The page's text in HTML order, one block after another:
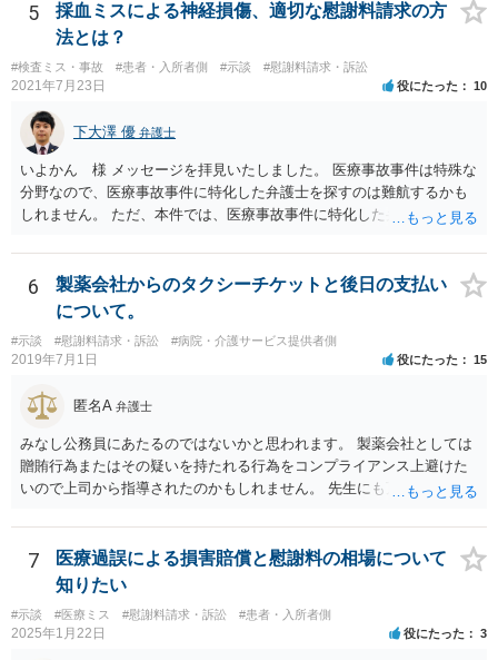
5
採血ミスによる神経損傷、適切な慰謝料請求の方
法とは？
#検査ミス・事故 #患者・入所者側 #示談 #慰謝料請求・訴訟
2021年7月23日 役にたった 10
下大澤 優 弁護士
いよかん 様 メッセージを拝見いたしました。 医療事故事件は特殊な
分野なので、医療事故事件に特化した弁護士を探すのは難航するかも
しれません。 ただ、本件では、医療事故事件に特化した弁護士でなく
の過失（医療ミス）の立証なのですが、本件では過失自体には争いが
ないため、損害額の立証が主なポイントになります。 損害額に立証に
関しては、交通事故事件と同様の発想で考えればよいので、対応でき
れることも可能ではありますが、相手方保険会社は容易に増額に応じ
ない（多少の増額はあり得るとしても、裁判基準での和解は難しい）
と思われます。 弁護士が介入することにより提示額が大きく変わるこ
とは多々あるため、可能であれば弁護士に依頼した上での交渉をお勧
めしたいところです。
6
製薬会社からのタクシーチケットと後日の支払い
について。
#示談 #慰謝料請求・訴訟 #病院・介護サービス提供者側
2019年7月1日 役にたった 15
匿名A 弁護士
みなし公務員にあたるのではないかと思われます。 製薬会社としては
贈賄行為またはその疑いを持たれる行為をコンプライアンス上避けた
いので上司から指導されたのかもしれません。 先生にも万一迷惑をか
7
医療過誤による損害賠償と慰謝料の相場について
知りたい
#示談 #医療ミス #慰謝料請求・訴訟 #患者・入所者側
2025年1月22日 役にたった 3